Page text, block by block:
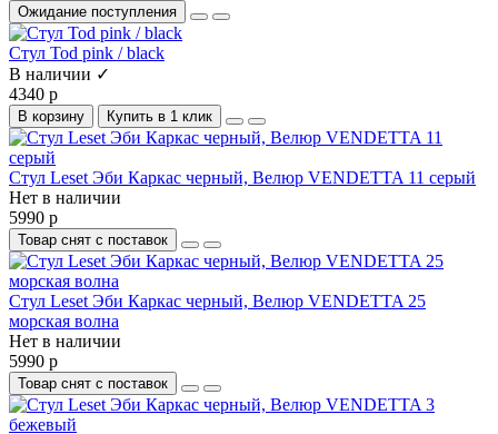
Ожидание поступления
Стул Tod pink / black
В наличии ✓
4340 р
В корзину Купить в 1 клик
Стул Leset Эби Каркас черный, Велюр VENDETTA 11 серый
Нет в наличии
5990 р
Товар снят с поставок
Стул Leset Эби Каркас черный, Велюр VENDETTA 25
морская волна
Нет в наличии
5990 р
Товар снят с поставок